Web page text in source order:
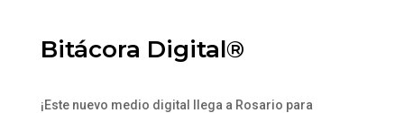
Bitácora Digital®
¡Este nuevo medio digital llega a Rosario para